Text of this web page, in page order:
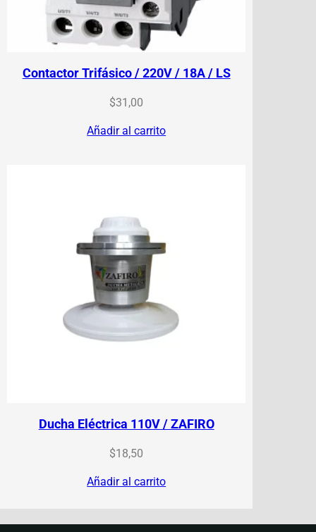
Contactor Trifásico / 220V / 18A / LS
$31,00
Añadir al carrito
Ducha Eléctrica 110V / ZAFIRO
$18,50
Añadir al carrito